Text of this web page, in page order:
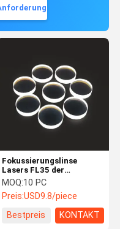
Fokussierungslinse
Lasers FL35 der
Präzisions-15mm für
Laser-Zeiger
MOQ:10 PC
Preis:USD9.8/piece
Bestpreis
KONTAKT